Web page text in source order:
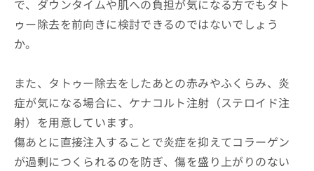
で、ダウンタイムや肌への負担が気になる方でもタト
ゥー除去を前向きに検討できるのではないでしょう
か。
また、タトゥー除去をしたあとの赤みやふくらみ、炎
症が気になる場合に、ケナコルト注射（ステロイド注
射）を用意しています。
傷あとに直接注入することで炎症を抑えてコラーゲン
が過剰につくられるのを防ぎ、傷を盛り上がりのない